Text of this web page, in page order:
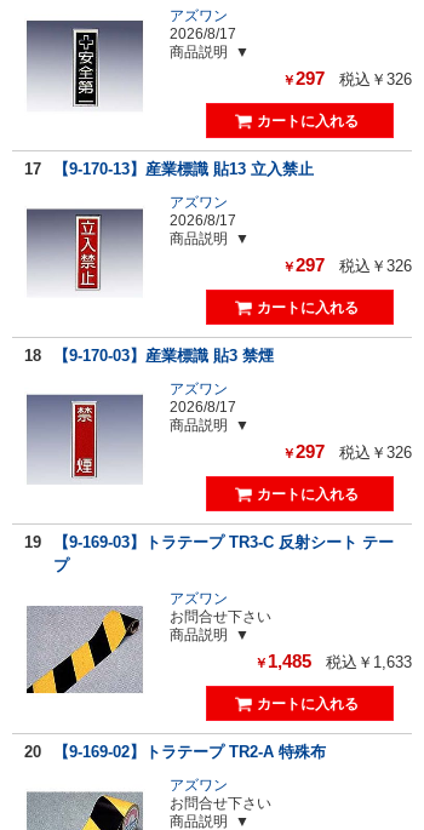
アズワン
2026/8/17
商品説明
￥297 税込￥326
17 【9-170-13】産業標識 貼13 立入禁止
アズワン
2026/8/17
商品説明
￥297 税込￥326
18 【9-170-03】産業標識 貼3 禁煙
アズワン
2026/8/17
商品説明
￥297 税込￥326
19
【9-169-03】トラテープ TR3-C 反射シート テー
プ
アズワン
お問合せ下さい
商品説明
￥ 1,485 税込￥1,633
20 【9-169-02】トラテープ TR2-A 特殊布
アズワン
お問合せ下さい
商品説明